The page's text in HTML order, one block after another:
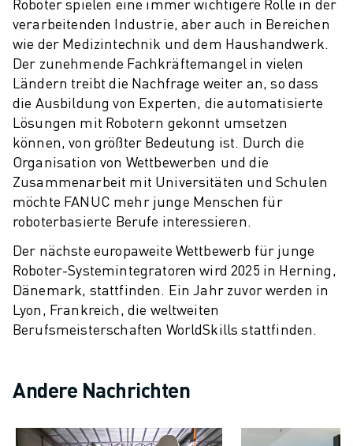
ÜBER FANUC
FANUC IN EUROPA
UNSERE STANDORTE
NACHHALTIGKEIT
KARRIERE
GESTALTEN SIE IHRE ZUKUNFT MIT FANUC
JETZT BEWERBEN » KARRIEREPORTAL
KONTAKT
KONTAKT
STANDORTE
IMPRESSUM
Roboter spielen eine immer wichtigere Rolle in der
verarbeitenden Industrie, aber auch in Bereichen
wie der Medizintechnik und dem Haushandwerk.
Der zunehmende Fachkräftemangel in vielen
Ländern treibt die Nachfrage weiter an, so dass
die Ausbildung von Experten, die automatisierte
Lösungen mit Robotern gekonnt umsetzen
können, von größter Bedeutung ist. Durch die
Organisation von Wettbewerben und die
Zusammenarbeit mit Universitäten und Schulen
möchte FANUC mehr junge Menschen für
roboterbasierte Berufe interessieren.
Der nächste europaweite Wettbewerb für junge
Roboter-Systemintegratoren wird 2025 in Herning,
Dänemark, stattfinden. Ein Jahr zuvor werden in
Lyon, Frankreich, die weltweiten
Berufsmeisterschaften WorldSkills stattfinden.
Andere Nachrichten